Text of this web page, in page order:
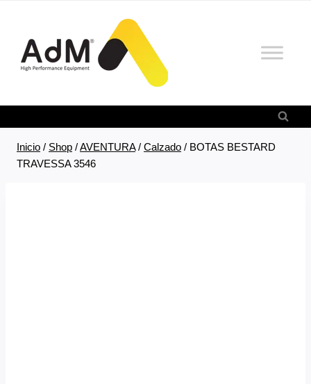
contenido
Inicio / Shop /AVENTURA / Calzado / BOTAS BESTARD
TRAVESSA 3546